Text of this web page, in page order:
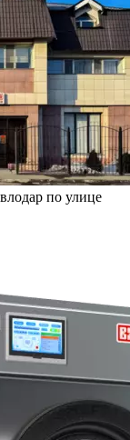
по улице